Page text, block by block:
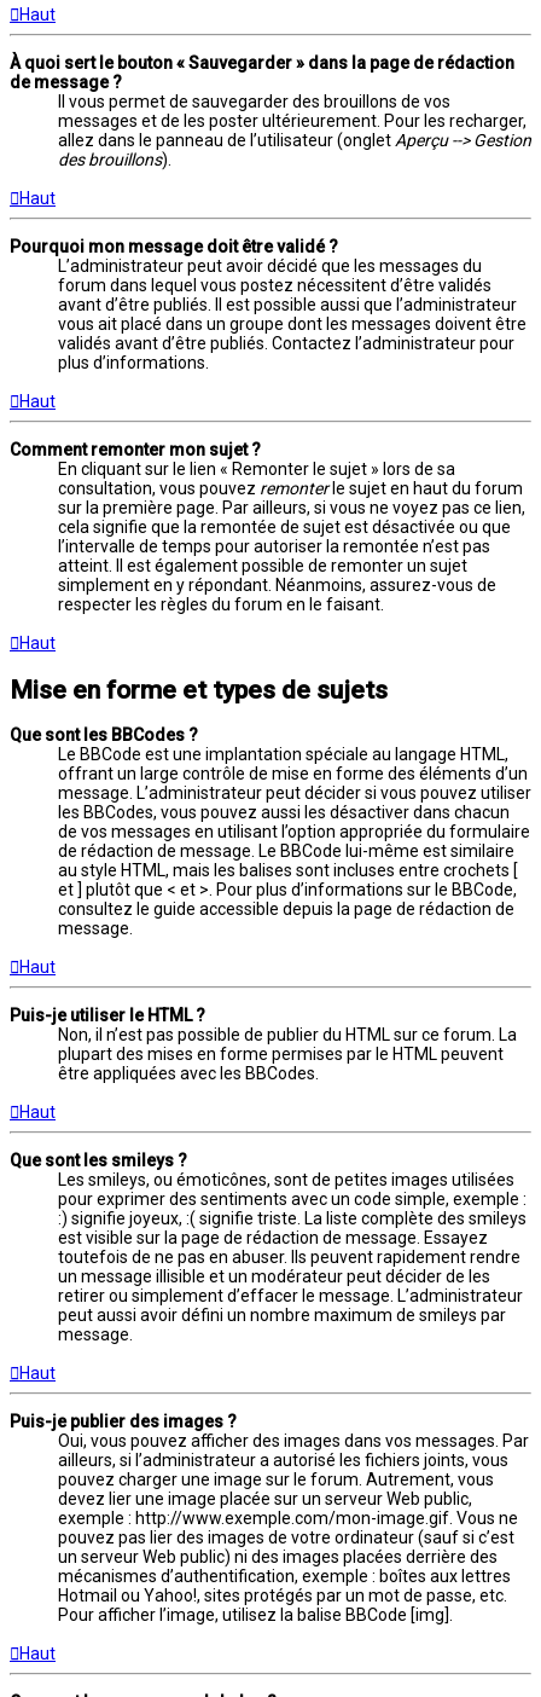
Haut
À quoi sert le bouton « Sauvegarder » dans la page de rédaction
de message ?
Il vous permet de sauvegarder des brouillons de vos
messages et de les poster ultérieurement. Pour les recharger,
allez dans le panneau de l’utilisateur (ongletAperçu --> Gestion
des brouillons).
Haut
Pourquoi mon message doit être validé ?
L’administrateur peut avoir décidé que les messages du
forum dans lequel vous postez nécessitent d’être validés
avant d’être publiés. Il est possible aussi que l’administrateur
vous ait placé dans un groupe dont les messages doivent être
validés avant d’être publiés. Contactez l’administrateur pour
plus d’informations.
Haut
Comment remonter mon sujet ?
En cliquant sur le lien « Remonter le sujet » lors de sa
consultation, vous pouvez remonterle sujet en haut du forum
sur la première page. Par ailleurs, si vous ne voyez pas ce lien,
cela signifie que la remontée de sujet est désactivée ou que
l’intervalle de temps pour autoriser la remontée n’est pas
atteint. Il est également possible de remonter un sujet
simplement en y répondant. Néanmoins, assurez-vous de
respecter les règles du forum en le faisant.
Haut
Mise en forme et types de sujets
Que sont les BBCodes ?
Le BBCode est une implantation spéciale au langage HTML,
offrant un large contrôle de mise en forme des éléments d’un
message. L’administrateur peut décider si vous pouvez utiliser
les BBCodes, vous pouvez aussi les désactiver dans chacun
de vos messages en utilisant l’option appropriée du formulaire
de rédaction de message. Le BBCode lui-même est similaire
au style HTML, mais les balises sont incluses entre crochets [
et ] plutôt que < et >. Pour plus d’informations sur le BBCode,
consultez le guide accessible depuis la page de rédaction de
message.
Haut
Puis-je utiliser le HTML ?
Non, il n’est pas possible de publier du HTML sur ce forum. La
plupart des mises en forme permises par le HTML peuvent
être appliquées avec les BBCodes.
Haut
Que sont les smileys ?
Les smileys, ou émoticônes, sont de petites images utilisées
pour exprimer des sentiments avec un code simple, exemple :
:) signifie joyeux, :( signifie triste. La liste complète des smileys
est visible sur la page de rédaction de message. Essayez
toutefois de ne pas en abuser. Ils peuvent rapidement rendre
un message illisible et un modérateur peut décider de les
retirer ou simplement d’effacer le message. L’administrateur
peut aussi avoir défini un nombre maximum de smileys par
message.
Haut
Puis-je publier des images ?
Oui, vous pouvez afficher des images dans vos messages. Par
ailleurs, si l’administrateur a autorisé les fichiers joints, vous
pouvez charger une image sur le forum. Autrement, vous
devez lier une image placée sur un serveur Web public,
exemple : http://www.exemple.com/mon-image.gif. Vous ne
pouvez pas lier des images de votre ordinateur (sauf si c’est
un serveur Web public) ni des images placées derrière des
mécanismes d’authentification, exemple : boîtes aux lettres
Hotmail ou Yahoo!, sites protégés par un mot de passe, etc.
Pour afficher l’image, utilisez la balise BBCode [img].
Haut